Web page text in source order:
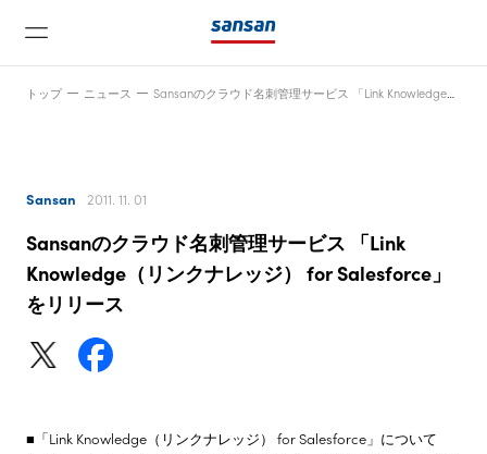
ニュース
サービス
トップ ニュース
Sansan 2011. 11. 01
Sansanのクラウド名刺管理サービス 「Link
Knowledge（リンクナレッジ） for Salesforce」
をリリース
■「Link Knowledge（リンクナレッジ） for Salesforce」について